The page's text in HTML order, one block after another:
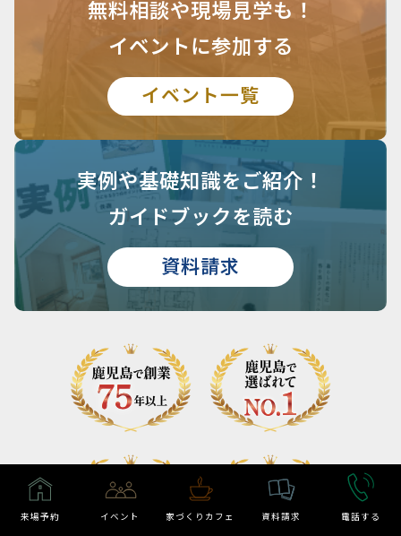
無料相談や現場見学も！
イベントに参加する
イベント一覧
実例や基礎知識をご紹介！
ガイドブックを読む
資料請求
来場予約 イベント 家づくりカフェ 資料請求 電話する